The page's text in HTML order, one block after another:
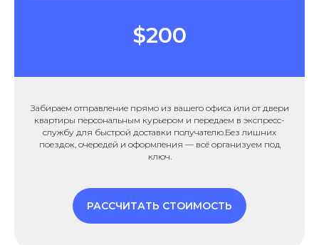
$200
Забираем отправление прямо из вашего офиса или от двери
квартиры персональным курьером и передаем в экспресс-
службу для быстрой доставки получателю.Без лишних
поездок, очередей и оформления — всё организуем под
ключ.
РАССЧИТАТЬ СТОИМОСТЬ